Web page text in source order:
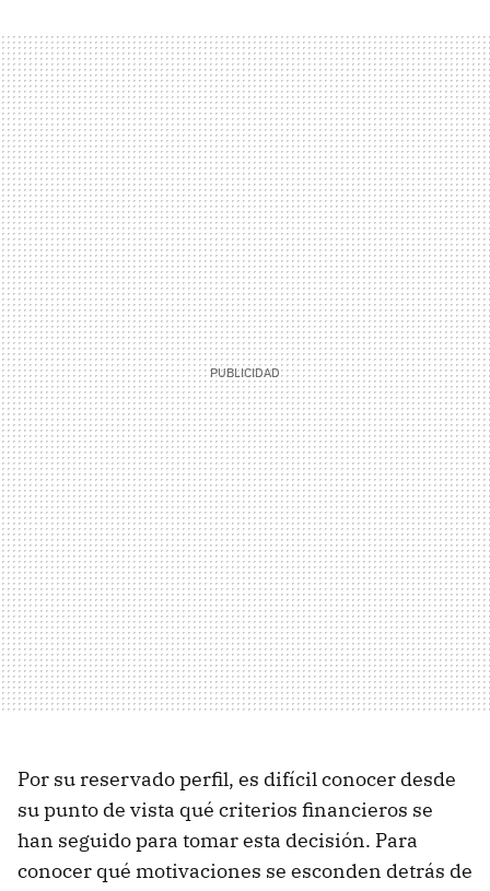
Por su reservado perfil, es difícil conocer desde
su punto de vista qué criterios financieros se
han seguido para tomar esta decisión. Para
conocer qué motivaciones se esconden detrás de